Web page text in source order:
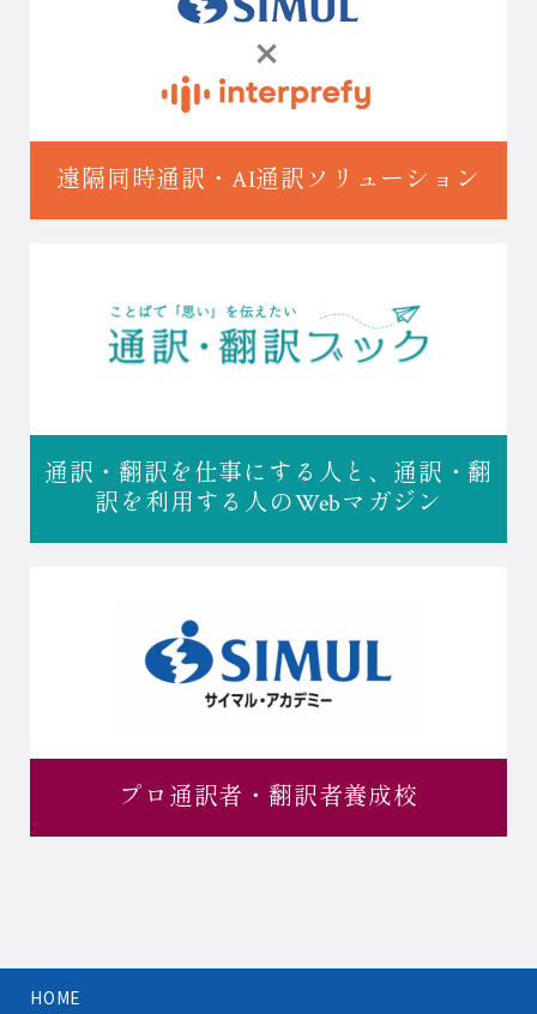
遠隔同時通訳・ AI通訳ソリューション
通訳・翻訳を仕事にする人と、 通訳・翻
訳を利用する人のWebマガジン
プロ通訳者・ 翻訳者養成校
HOME